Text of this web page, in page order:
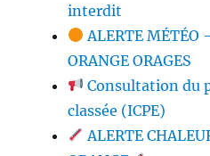
interdit
ALERTE MÉTÉO
ORANGE ORAGES
Consultation du
classée (ICPE)
ALERTE